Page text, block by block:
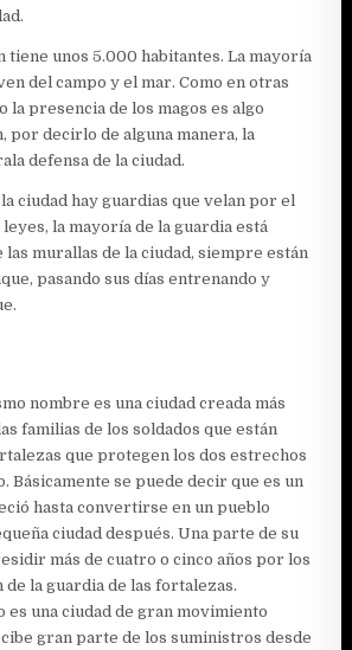
tiene unos 5.000 habitantes. La mayoría
del campo y el mar. Como en otras
la presencia de los magos es algo
por decirlo de alguna manera, la
defensa de la ciudad.
ciudad hay guardias que velan por el
la mayoría de la guardia está
las murallas de la ciudad, siempre están
pasando sus días entrenando y
nombre es una ciudad creada más
familias de los soldados que están
que protegen los dos estrechos
Básicamente se puede decir que es un
hasta convertirse en un pueblo
ciudad después. Una parte de su
más de cuatro o cinco años por los
la guardia de las fortalezas.
es una ciudad de gran movimiento
gran parte de los suministros desde